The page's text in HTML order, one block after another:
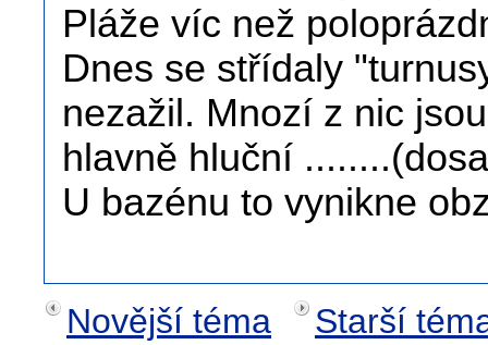
Pláže víc než
Dnes se střídaly
nezažil. Mnozí z nic
hlavně hluční
U bazénu to vynikne
Novější téma
Starší